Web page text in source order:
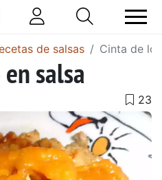
de salsas Cinta de
salsa